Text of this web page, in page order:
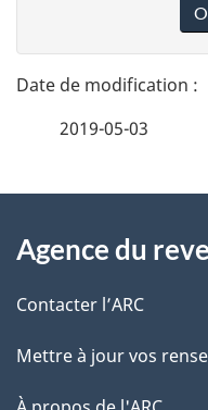
t
a
l
s
l
n
o
t
r
e
é
2019-05-03
propos
de
ce
Agence du
Contacter l’ARC
Mettre à jour vos